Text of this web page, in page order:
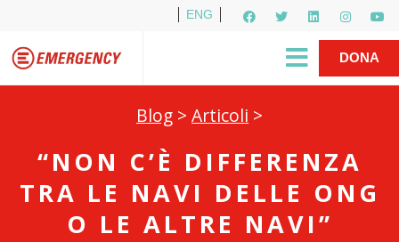
ENG
R1PUD1A
DONA
Blog > Articoli >
“NON C’È DIFFERENZA
TRA LE NAVI DELLE ONG
O LE ALTRE NAVI”